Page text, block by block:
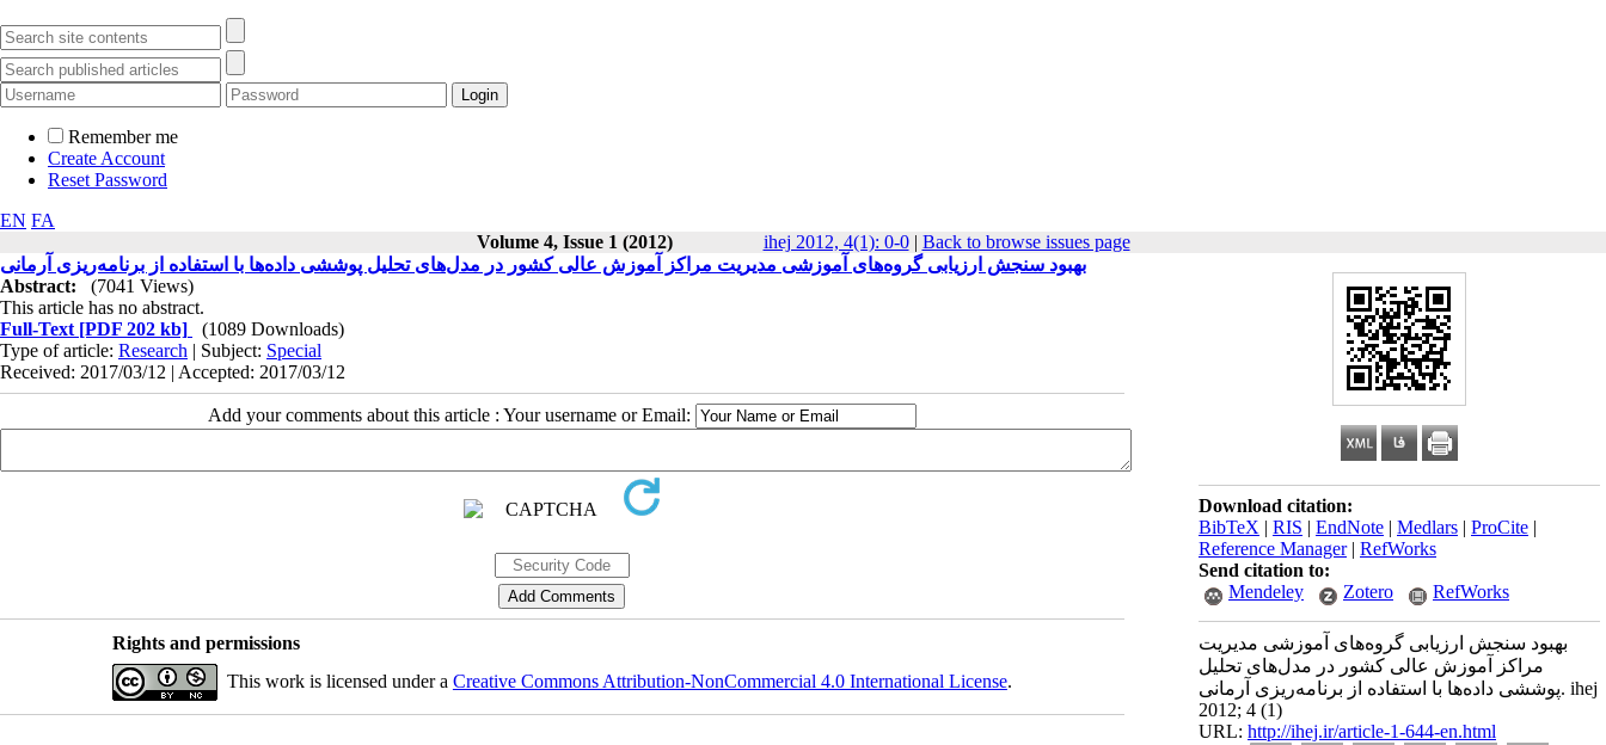
Remember me
Create Account
Reset Password
EN FA
Volume 4, Issue 1 (2012)
ihej 2012, 4(1): 0-0| Back to browse issues page
Download citation:
BibTeX | RIS | EndNote | Medlars | ProCite |
Reference Manager| RefWorks
Send citation to:
Mendeley
Zotero RefWorks
بهبود سنجش ارزیابی گروه‌های آموزشی مدیریت
مراکز آموزش عالی کشور در مدل‌های تحلیل
پوششی داده‌ها با استفاده از برنامه‌ریزی آرمانی. ihej
2012; 4 (1)
URL: http://ihej.ir/article-1-644-en.html
بهبود سنجش ارزیابی گروه‌های آموزشی مدیریت مراکز آموزش عالی کشور در مدل‌های تحلیل پوششی داده‌ها با استفاده از برنامه‌ریزی آرمانی
Abstract:
(7041 Views)
This article has no abstract.
Full-Text [PDF 202 kb]
(1089 Downloads)
Type of article: Research | Subject: Special
Received: 2017/03/12 | Accepted: 2017/03/12
Add your comments about this article : Your username or Email:
Rights and permissions
This work is licensed under a Creative Commons Attribution-NonCommercial 4.0 International License.